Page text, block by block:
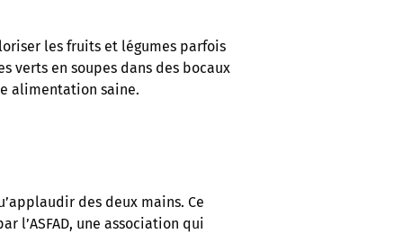
les fruits et légumes parfois
verts en soupes dans des bocaux
alimentation saine.
des deux mains. Ce
l’ASFAD, une association qui